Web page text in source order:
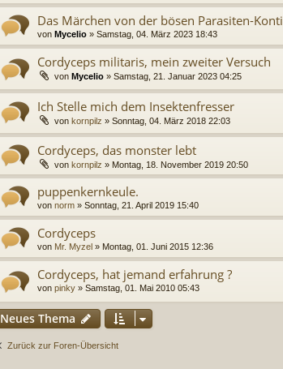
Das Märchen von der bösen Parasiten-Konti
von Mycelio » Samstag, 04. März 2023 18:43
Cordyceps militaris, mein zweiter Versuch
von Mycelio » Samstag, 21. Januar 2023 04:25
Ich Stelle mich dem Insektenfresser
von kornpilz » Sonntag, 04. März 2018 22:03
Cordyceps, das monster lebt
von kornpilz » Montag, 18. November 2019 20:50
puppenkernkeule.
von norm » Sonntag, 21. April 2019 15:40
Cordyceps
von Mr. Myzel » Montag, 01. Juni 2015 12:36
Cordyceps, hat jemand erfahrung ?
von pinky » Samstag, 01. Mai 2010 05:43
Neues Thema
Zurück zur Foren-Übersicht